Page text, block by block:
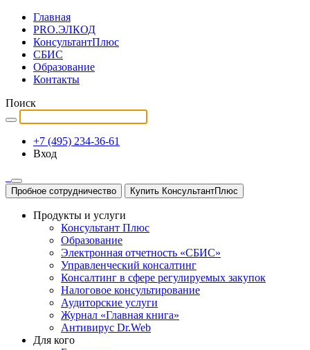
Главная
PRO.ЭЛКОД
КонсультантПлюс
СБИС
Образование
Контакты
Поиск
+7 (495) 234-36-61
Вход
Пробное сотрудничество Купить КонсультантПлюс
Продукты и услуги
Консультант Плюс
Образование
Электронная отчетность «СБИС»
Управленческий консалтинг
Консалтинг в сфере регулируемых закупок
Налоговое консультирование
Аудиторские услуги
Журнал «Главная книга»
Антивирус Dr.Web
Для кого